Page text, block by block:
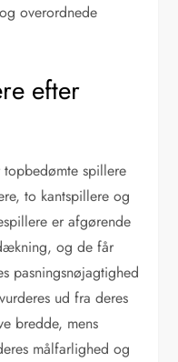
overordnede
efter
topbedømte spillere
to kantspillere og
er afgørende
og de får
pasningsnøjagtighed
ud fra deres
bredde, mens
målfarlighed og